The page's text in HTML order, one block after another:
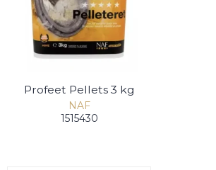
Profeet Pellets 3 kg
NAF
1515430